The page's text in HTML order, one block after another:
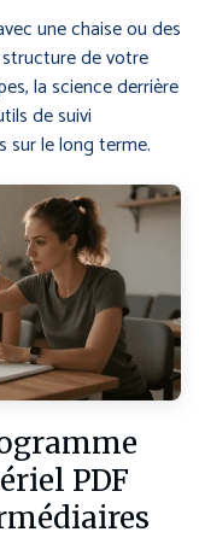
une chaise ou des
structure de votre
la science derrière
de suivi
sur le long terme.
PDF